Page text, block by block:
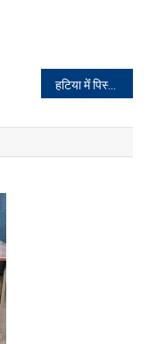
हटिया मेंं पिस्तौल निकाल कर फायरिंग करने के मामले में दो गिरफ्तार